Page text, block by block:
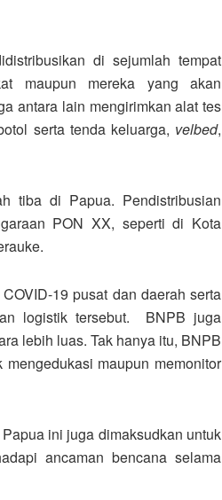
di sejumlah tempat
maupun mereka yang akan
antara lain mengirimkan alat tes
serta tenda keluarga, velbed,
tiba di Papua. Pendistribusian
PON XX, seperti di Kota
19 pusat dan daerah serta
logistik tersebut. BNPB juga
lebih luas. Tak hanya itu, BNPB
maupun memonitor
ini juga dimaksudkan untuk
ancaman bencana selama